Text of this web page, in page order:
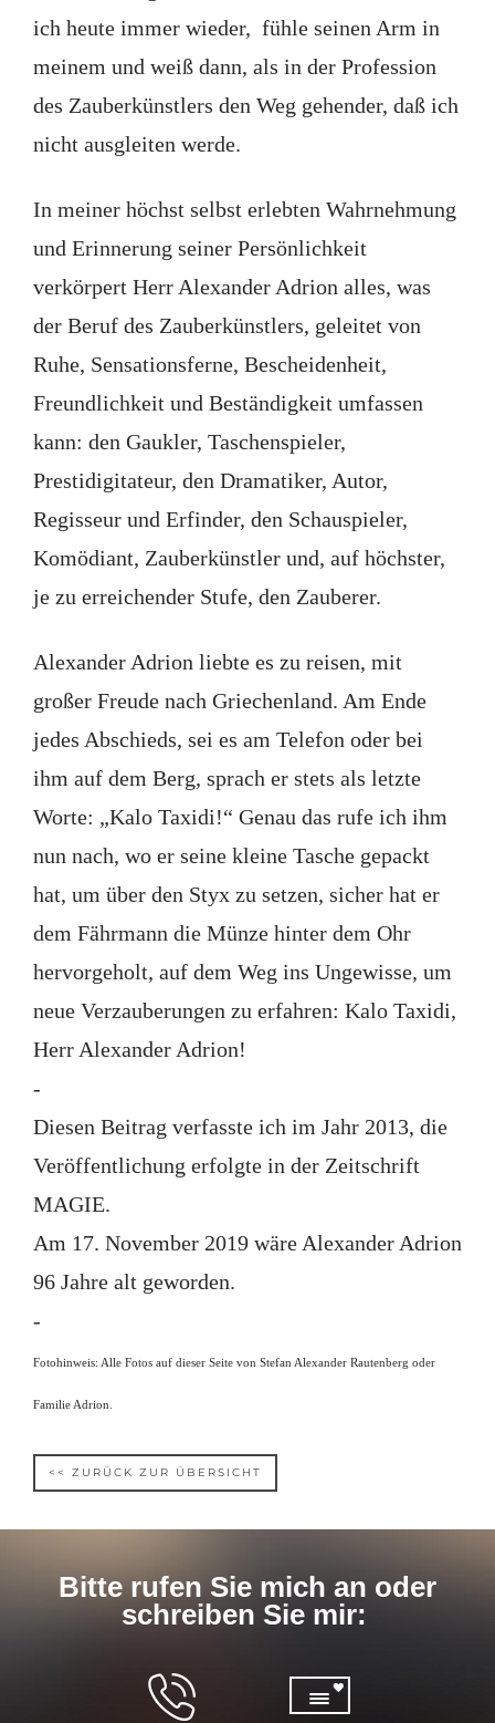
ich heute immer wieder, fühle seinen Arm in
meinem und weiß dann, als in der Profession
des Zauberkünstlers den Weg gehender, daß ich
nicht ausgleiten werde.
In meiner höchst selbst erlebten Wahrnehmung
und Erinnerung seiner Persönlichkeit
verkörpert Herr Alexander Adrion alles, was
der Beruf des Zauberkünstlers, geleitet von
Ruhe, Sensationsferne, Bescheidenheit,
Freundlichkeit und Beständigkeit umfassen
kann: den Gaukler, Taschenspieler,
Prestidigitateur, den Dramatiker, Autor,
Regisseur und Erfinder, den Schauspieler,
Komödiant, Zauberkünstler und, auf höchster,
je zu erreichender Stufe, den Zauberer.
Alexander Adrion liebte es zu reisen, mit
großer Freude nach Griechenland. Am Ende
jedes Abschieds, sei es am Telefon oder bei
ihm auf dem Berg, sprach er stets als letzte
Worte: „Kalo Taxidi!“ Genau das rufe ich ihm
nun nach, wo er seine kleine Tasche gepackt
hat, um über den Styx zu setzen, sicher hat er
dem Fährmann die Münze hinter dem Ohr
hervorgeholt, auf dem Weg ins Ungewisse, um
neue Verzauberungen zu erfahren: Kalo Taxidi,
Herr Alexander Adrion!
-
Diesen Beitrag verfasste ich im Jahr 2013, die
Veröffentlichung erfolgte in der Zeitschrift
MAGIE.
Am 17. November 2019 wäre Alexander Adrion
96 Jahre alt geworden.
-
Fotohinweis: Alle Fotos auf dieser Seite von Stefan Alexander Rautenberg oder
Familie Adrion.
<< ZURÜCK ZUR ÜBERSICHT
Bitte rufen Sie mich an oder
schreiben Sie mir: